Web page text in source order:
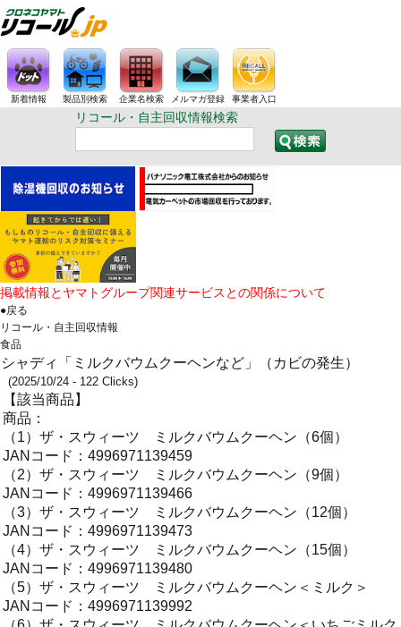
新着情報 製品別検索 企業名検索 メルマガ登録 事業者入口
リコール・自主回収情報検索
掲載情報とヤマトグループ関連サービスとの関係について
●戻る
リコール・自主回収情報
食品
シャディ「ミルクバウムクーヘンなど」（カビの発生）
(2025/10/24 - 122 Clicks)
【該当商品】
商品：
（1）ザ・スウィーツ ミルクバウムクーヘン（6個）
JANコード：4996971139459
（2）ザ・スウィーツ ミルクバウムクーヘン（9個）
JANコード：4996971139466
（3）ザ・スウィーツ ミルクバウムクーヘン（12個）
JANコード：4996971139473
（4）ザ・スウィーツ ミルクバウムクーヘン（15個）
JANコード：4996971139480
（5）ザ・スウィーツ ミルクバウムクーヘン＜ミルク＞
JANコード：4996971139992